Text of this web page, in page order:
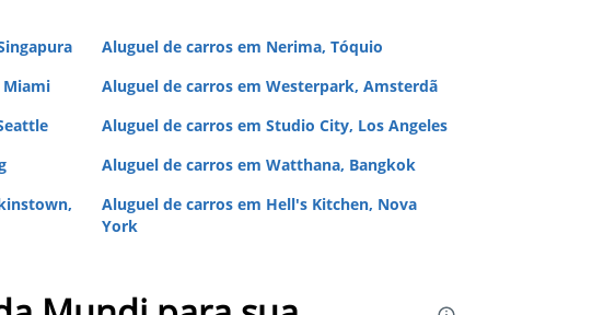
Aluguel de carros em Nerima, Tóquio
Miami
Aluguel de carros em Westerpark, Amsterdã
Aluguel de carros em Studio City, Los Angeles
Aluguel de carros em Watthana, Bangkok
Aluguel de carros em Hell's Kitchen, Nova
York